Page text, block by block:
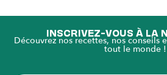
INSCRIVEZ-VOUS À LA
Découvrez nos recettes, nos conseils
tout le monde !